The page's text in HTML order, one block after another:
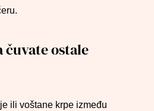
čuvate ostale
ili voštane krpe između